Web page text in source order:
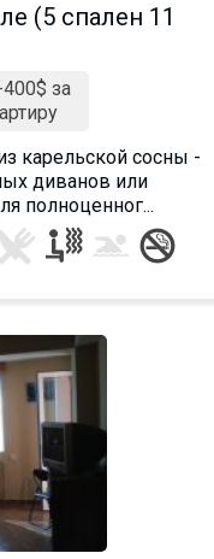
(5 спален 11
за
карельской сосны -
диванов или
полноценног...